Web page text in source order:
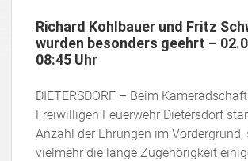
Richard Kohlbauer und Fritz
wurden besonders geehrt –
08:45 Uhr
DIETERSDORF – Beim
Freiwilligen Feuerwehr Dietersdorf
Anzahl der Ehrungen im Vordergrund,
vielmehr die lange Zugehörigkeit